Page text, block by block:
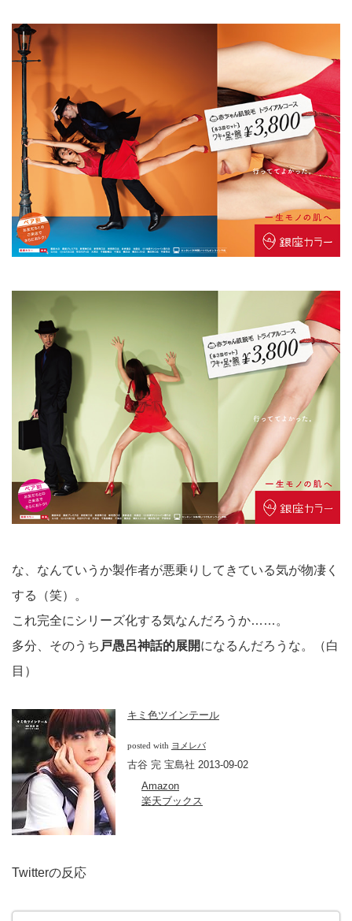
な、なんていうか製作者が悪乗りしてきている気が物凄く
する（笑）。
これ完全にシリーズ化する気なんだろうか……。
多分、そのうち 戸愚呂神話的展開になるんだろうな。（白
目）
キミ色ツインテール
posted with ヨメレバ
古谷 完 宝島社 2013-09-02
Amazon
楽天ブックス
Twitterの反応